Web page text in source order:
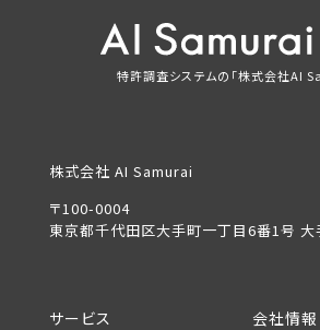
特許調査システムの「株式会社AI
株式会社 AI Samurai
〒100-0004
東京都千代田区大手町一丁目6番1号 大
サービス 会社情報